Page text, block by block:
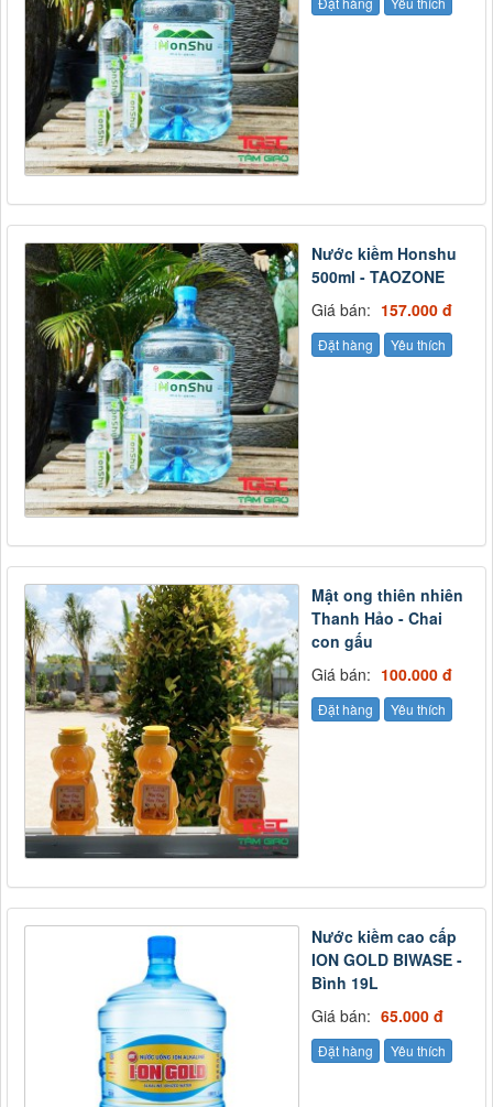
Nước kiềm Honshu
500ml - TAOZONE
Giá bán: 157.000 đ
Đặt hàng Yêu thích
Mật ong thiên nhiên
Thanh Hảo - Chai
con gấu
Giá bán: 100.000 đ
Đặt hàng Yêu thích
Nước kiềm cao cấp
ION GOLD BIWASE -
Bình 19L
Giá bán: 65.000 đ
Đặt hàng Yêu thích